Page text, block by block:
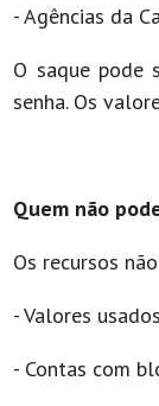
- Agências da
O saque pode
senha. Os
Quem não
Os recursos
- Valores
- Contas com